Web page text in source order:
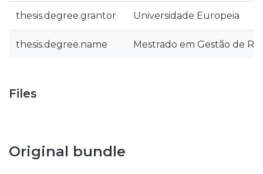
thesis.degree.grantor Universidade Europeia
thesis.degree.name Mestrado em Gestão de
Files
Original bundle